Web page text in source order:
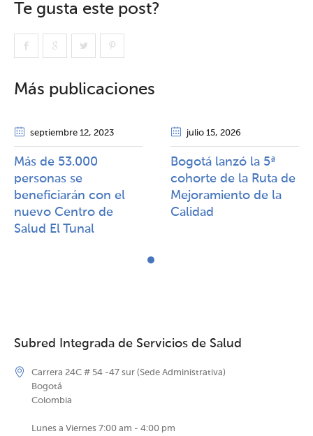
Te gusta este post?
Más publicaciones
septiembre 12, 2023
Más de 53.000
personas se
beneficiarán con el
nuevo Centro de
Salud El Tunal
julio 15, 2026
Bogotá lanzó la 5ª
cohorte de la Ruta de
Mejoramiento de la
Calidad​​
Subred Integrada de Servicios de Salud
Carrera 24C # 54 -47 sur (Sede Administrativa)
Bogotá
Colombia
Lunes a Viernes 7:00 am - 4:00 pm